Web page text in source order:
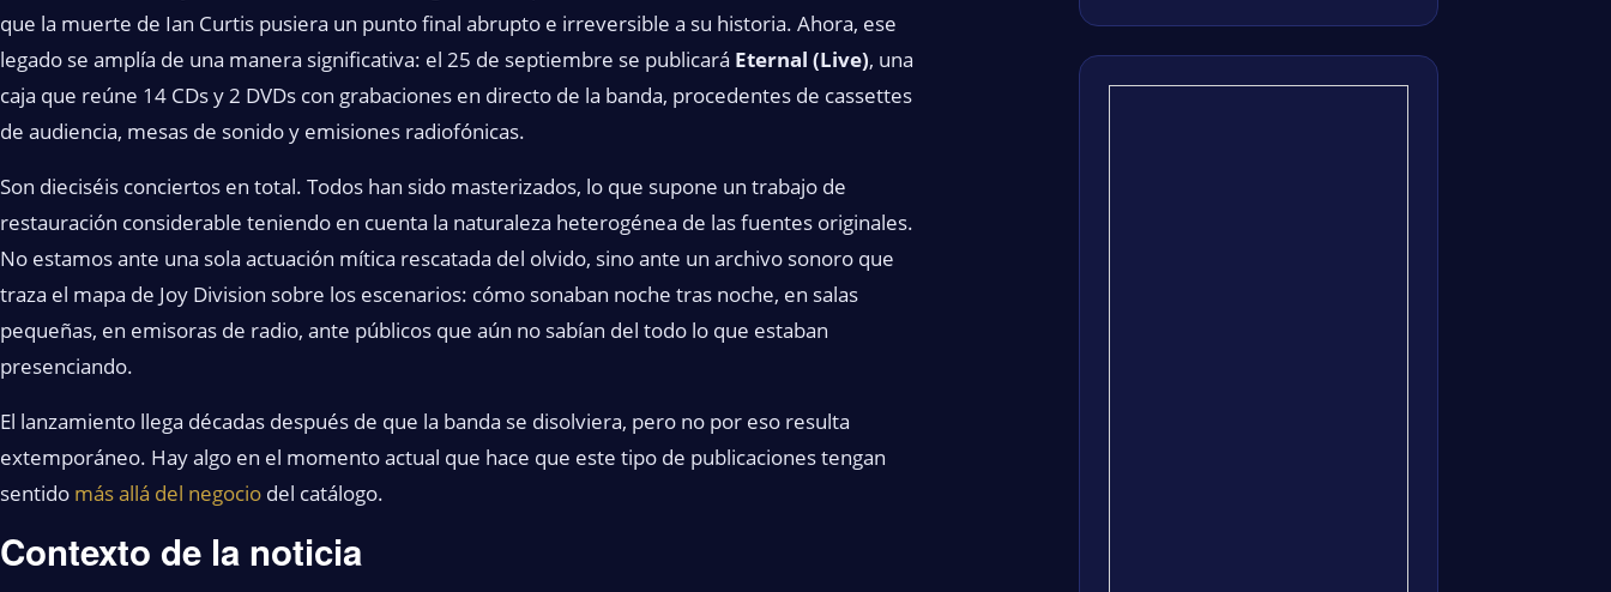
que la muerte de Ian Curtis pusiera un punto final abrupto e irreversible a su historia. Ahora, ese
legado se amplía de una manera significativa: el 25 de septiembre se publicará Eternal (Live), una
caja que reúne 14 CDs y 2 DVDs con grabaciones en directo de la banda, procedentes de cassettes
de audiencia, mesas de sonido y emisiones radiofónicas.
Son dieciséis conciertos en total. Todos han sido masterizados, lo que supone un trabajo de
restauración considerable teniendo en cuenta la naturaleza heterogénea de las fuentes originales.
No estamos ante una sola actuación mítica rescatada del olvido, sino ante un archivo sonoro que
traza el mapa de Joy Division sobre los escenarios: cómo sonaban noche tras noche, en salas
pequeñas, en emisoras de radio, ante públicos que aún no sabían del todo lo que estaban
presenciando.
El lanzamiento llega décadas después de que la banda se disolviera, pero no por eso resulta
extemporáneo. Hay algo en el momento actual que hace que este tipo de publicaciones tengan
sentido más allá del negocio del catálogo.
Contexto de la noticia